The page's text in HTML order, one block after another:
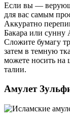
Если вы ―
для вас самым
Аккуратно
Бакара или сунну
Сложите бумагу
затем в темную
можете носить на
талии.
Амулет